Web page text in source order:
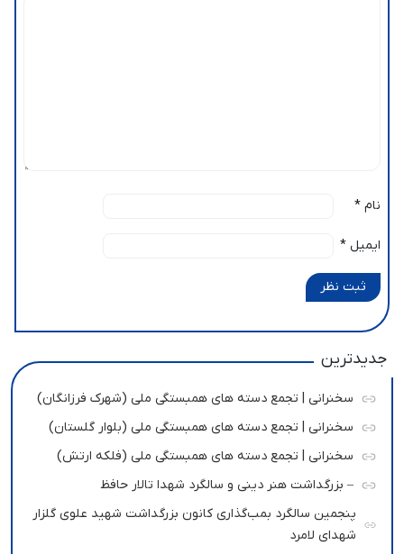
نام *
ایمیل *
ثبت نظر
جدیدترین
سخنرانی | تجمع دسته های همبستگی ملی (شهرک فرزانگان)
سخنرانی | تجمع دسته های همبستگی ملی (بلوار گلستان)
سخنرانی | تجمع دسته های همبستگی ملی (فلکه ارتش)
– بزرگداشت هنر دینی و سالگرد شهدا تالار حافظ
پنجمین سالگرد بمب‌گذاری کانون بزرگداشت شهید علوی گلزار
شهدای لامرد